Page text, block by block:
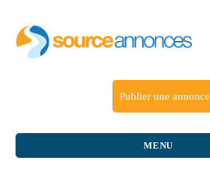
Publier une annonce
MENU